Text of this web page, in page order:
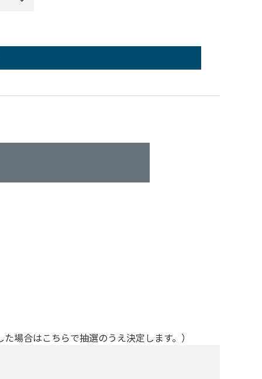
場合はこちらで抽選のうえ決定します。）